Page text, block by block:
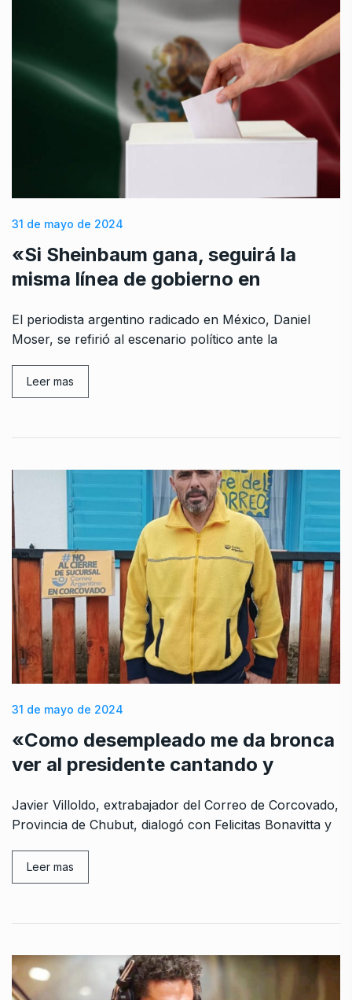
31 de mayo de 2024
«Si Sheinbaum gana, seguirá la
misma línea de gobierno en
El periodista argentino radicado en México, Daniel
Moser, se refirió al escenario político ante la
Leer mas
31 de mayo de 2024
«Como desempleado me da bronca
ver al presidente cantando y
Javier Villoldo, extrabajador del Correo de Corcovado,
Provincia de Chubut, dialogó con Felicitas Bonavitta y
Leer mas